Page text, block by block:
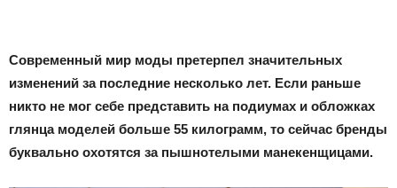
Современный мир моды претерпел значительных
изменений за последние несколько лет. Если раньше
никто не мог себе представить на подиумах и обложках
глянца моделей больше 55 килограмм, то сейчас бренды
буквально охотятся за пышнотелыми манекенщицами.